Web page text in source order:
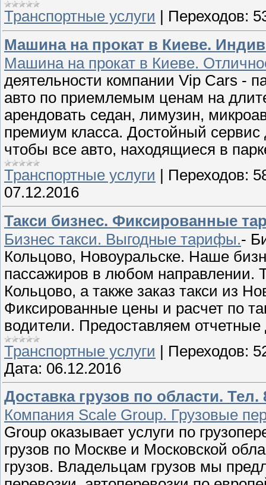
Транспортные услуги
Переходов:
Машина на прокат в Киеве.
Машина на прокат в Киеве.
деятельности компании Vip Cars -
авто по приемлемым ценам на
арендовать седан, лимузин,
премиум класса. Достойный
чтобы все авто, находящиеся в
Транспортные услуги
Переходов:
07.12.2016
Такси бизнес. Фиксированные
Бизнес такси. Выгодные тарифы.-
Кольцово, Новоуральске. Наше
пассажиров в любом направлении.
Кольцово, а также заказ такси из
Фиксированные цены и расчет по
водители. Предоставляем
Транспортные услуги | Переходов:
Дата: 06.12.2016
Доставка грузов по области. Тел.
Компания Scale Group. Грузовые
Group оказывает услуги по
грузов по Москве и Московской
грузов. Владельцам грузов мы